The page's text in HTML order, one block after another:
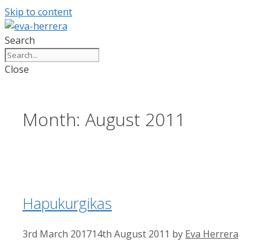
Skip to content
Search
Close
Month: August 2011
Hapukurgikas
3rd March 201714th August 2011 by Eva Herrera